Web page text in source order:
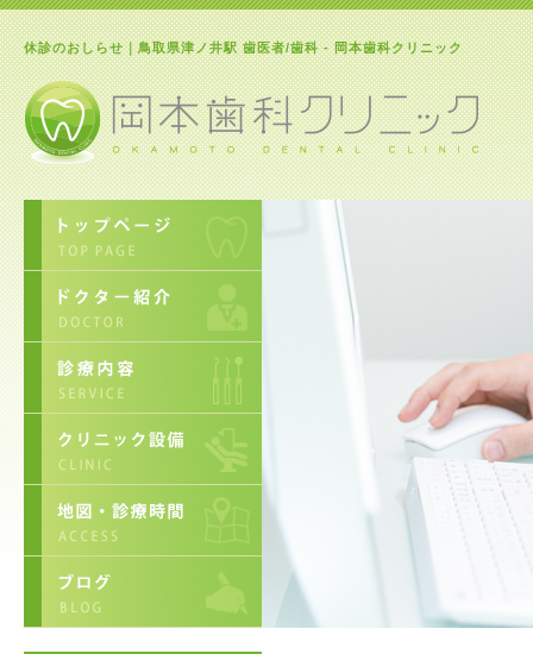
休診のおしらせ｜鳥取県津ノ井駅 歯医者/歯科 - 岡本歯科クリニック